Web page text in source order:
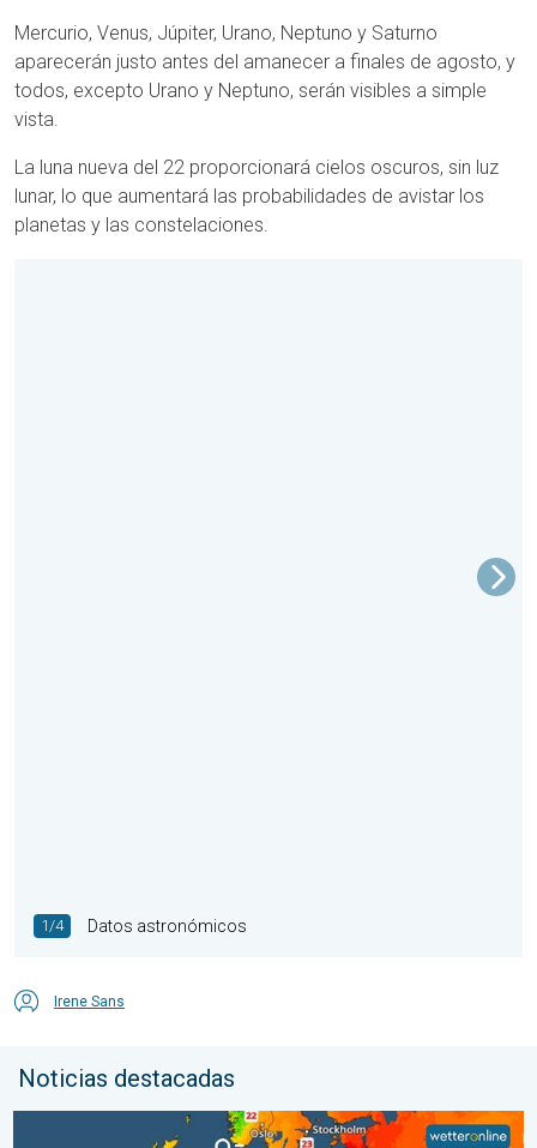
Mercurio, Venus, Júpiter, Urano, Neptuno y Saturno
aparecerán justo antes del amanecer a finales de agosto, y
todos, excepto Urano y Neptuno, serán visibles a simple
vista.
La luna nueva del 22 proporcionará cielos oscuros, sin luz
lunar, lo que aumentará las probabilidades de avistar los
planetas y las constelaciones.
1/4 Datos astronómicos
Irene Sans
Noticias destacadas
Mares europeos muy cálidos. Hasta 30 grados. . . martes, 4